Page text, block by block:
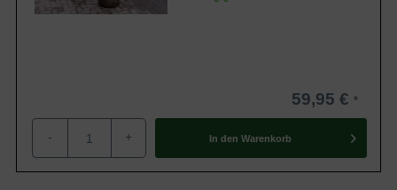
ganzjährig verpflanzen. Wir empfehlen Ihnen jedoch die
Pflanzzeit im Frühjahr (Februar bis April) oder Herbst
(September bis November) zu wählen. Im Frühjahr sollten
Sie aufgrund der vorhergegangenen Trockenheitsperiode
59,95 €
- + In den Warenkorb